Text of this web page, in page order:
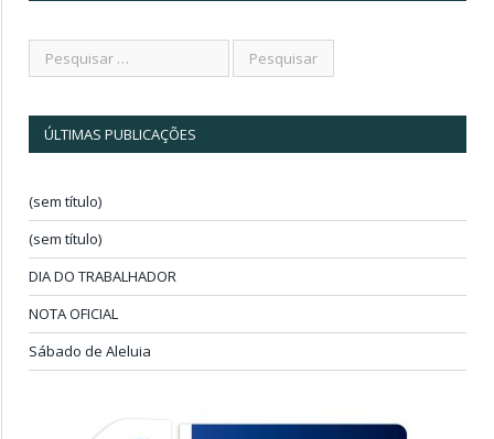
ÚLTIMAS PUBLICAÇÕES
(sem título)
(sem título)
DIA DO TRABALHADOR
NOTA OFICIAL
Sábado de Aleluia